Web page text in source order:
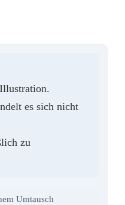
es sich nicht
zu
Umtausch